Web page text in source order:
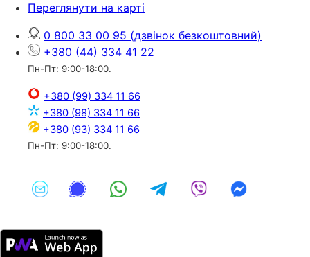
Переглянути на карті
0 800 33 00 95 (дзвінок безкоштовний)
+380 (44) 334 41 22
Пн-Пт: 9:00-18:00.
+380 (99) 334 11 66
+380 (98) 334 11 66
+380 (93) 334 11 66
Пн-Пт: 9:00-18:00.